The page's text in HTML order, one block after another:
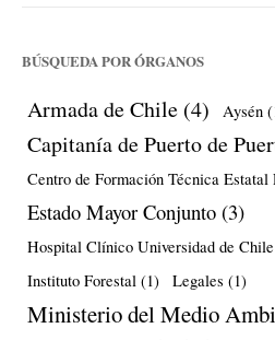
BÚSQUEDA POR ÓRGANOS
Armada de Chile (4) Aysén
Capitanía de Puerto de
Centro de Formación Técnica
Estado Mayor Conjunto (3)
Hospital Clínico Universidad de Chile
Instituto Forestal (1) Legales (1)
Ministerio del Medio